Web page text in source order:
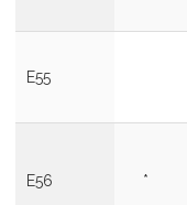
E55
E56 *